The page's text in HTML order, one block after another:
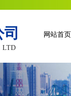
网站首页
LTD